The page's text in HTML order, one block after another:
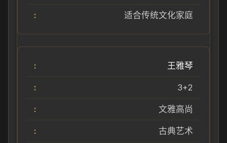
适合传统文化家庭
王雅琴
3+2
文雅高尚
古典艺术